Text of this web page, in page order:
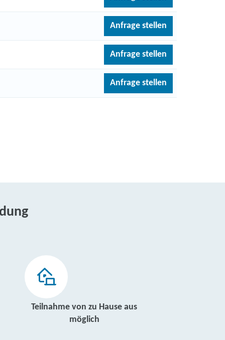
Anfrage stellen
Anfrage stellen
Anfrage stellen
Teilnahme von zu Hause aus
möglich